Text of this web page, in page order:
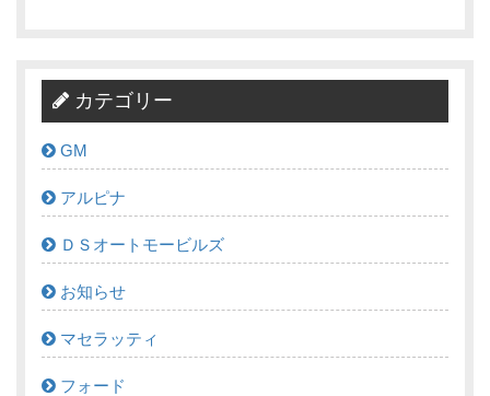
カテゴリー
GM
アルピナ
ＤＳオートモービルズ
お知らせ
マセラッティ
フォード